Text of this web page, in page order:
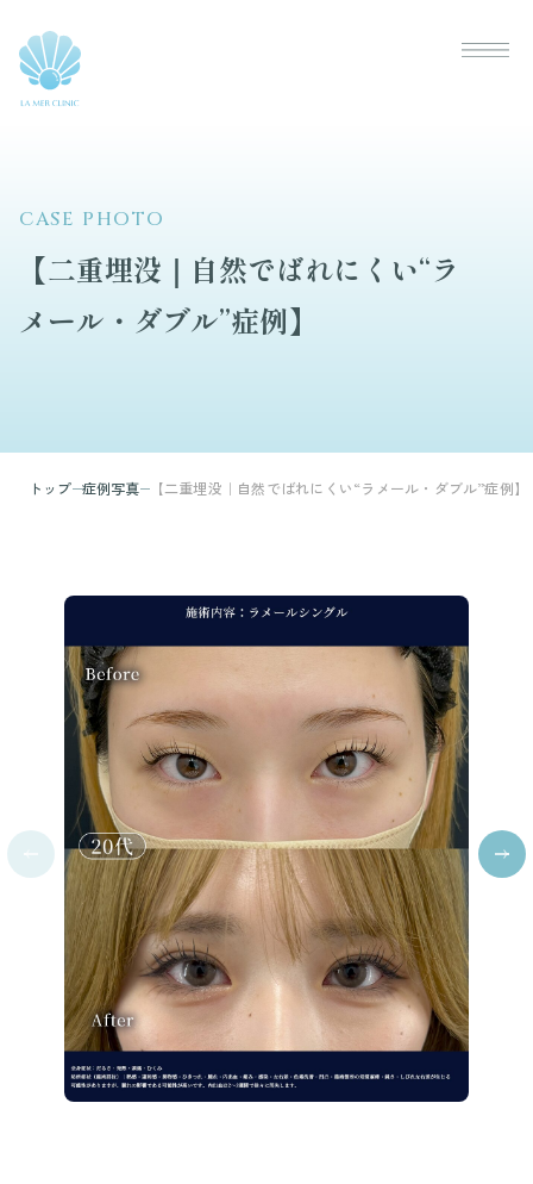
CASE PHOTO
【二重埋没｜自然でばれにくい“ラ
メール・ダブル”症例】
トップ 症例写真 【二重埋没｜自然でばれにくい“ラメール・ダブル”症例】